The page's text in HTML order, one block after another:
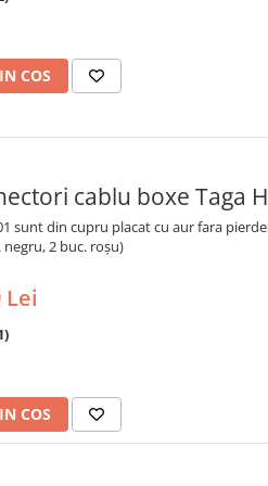
COS
cablu boxe Taga
sunt din cupru placat cu aur fara
negru, 2 buc. roșu)
Lei
COS